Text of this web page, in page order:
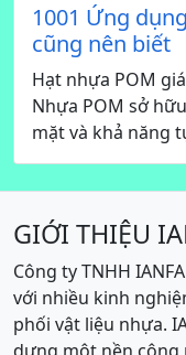
1001 Ứng
cũng nên biết
Hạt nhựa POM
Nhựa POM sở
mặt và khả năng
GIỚI THIỆU
Công ty TNHH
với nhiều kinh
phối vật liệu nhựa.